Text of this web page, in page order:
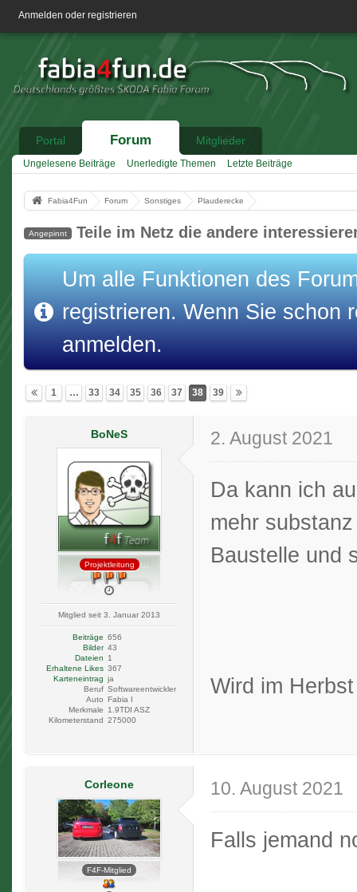
Anmelden oder registrieren
Portal Forum Mitglieder
Ungelesene Beiträge Unerledigte Themen Letzte Beiträge
Fabia4Fun Forum Sonstiges Plauderecke
Angepinnt Teile im Netz die andere
Um alle Funktionen des
registrieren. Wenn Sie schon
anmelden.
1 … 33 34 35 36 37 38 39
BoNeS
Projektleitung
Mitglied seit 3. Januar 2013
Beiträge 656
Bilder 43
Dateien
1
Erhaltene Likes 367
Karteneintrag ja
Beruf Softwareentwickler
Auto Fabia I
Merkmale
1.9TDI ASZ
Kilometerstand 275000
2. August 2021
Da kann ich
mehr
Baustelle und
Wird im
Corleone
F4F-Mitglied
10. August 2021
Falls jemand